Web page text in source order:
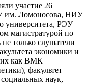
участие 26
им. Ломоносова, НИУ
РЭУ
магистратурой по
только слушатели
экономики и
как ВМК
факультет
наук,